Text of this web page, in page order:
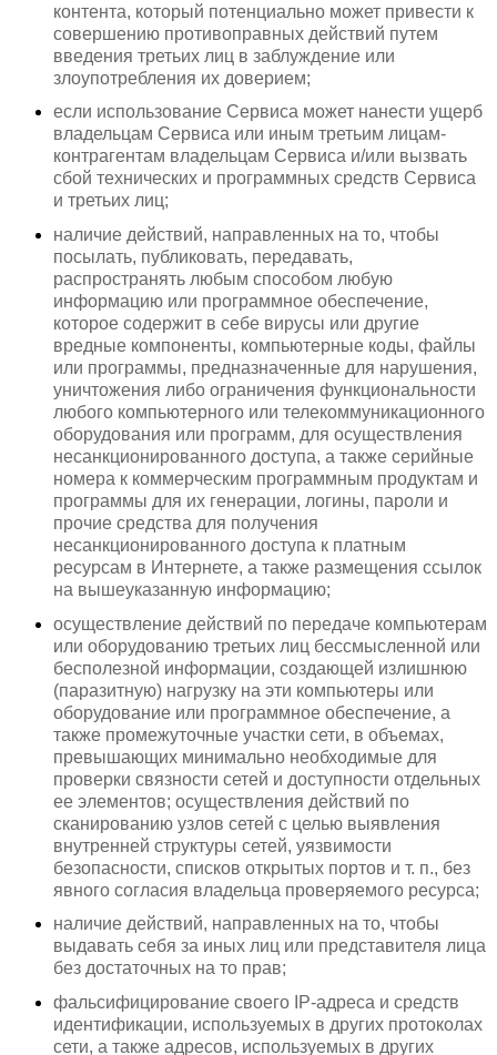
контента, который потенциально может привести к
совершению противоправных действий путем
введения третьих лиц в заблуждение или
злоупотребления их доверием;
если использование Сервиса может нанести ущерб
владельцам Сервиса или иным третьим лицам-
контрагентам владельцам Сервиса и/или вызвать
сбой технических и программных средств Сервиса
и третьих лиц;
наличие действий, направленных на то, чтобы
посылать, публиковать, передавать,
распространять любым способом любую
информацию или программное обеспечение,
которое содержит в себе вирусы или другие
вредные компоненты, компьютерные коды, файлы
или программы, предназначенные для нарушения,
уничтожения либо ограничения функциональности
любого компьютерного или телекоммуникационного
оборудования или программ, для осуществления
несанкционированного доступа, а также серийные
номера к коммерческим программным продуктам и
программы для их генерации, логины, пароли и
прочие средства для получения
несанкционированного доступа к платным
ресурсам в Интернете, а также размещения ссылок
на вышеуказанную информацию;
осуществление действий по передаче компьютерам
или оборудованию третьих лиц бессмысленной или
бесполезной информации, создающей излишнюю
(паразитную) нагрузку на эти компьютеры или
оборудование или программное обеспечение, а
также промежуточные участки сети, в объемах,
превышающих минимально необходимые для
проверки связности сетей и доступности отдельных
ее элементов; осуществления действий по
сканированию узлов сетей с целью выявления
внутренней структуры сетей, уязвимости
безопасности, списков открытых портов и т. п., без
явного согласия владельца проверяемого ресурса;
наличие действий, направленных на то, чтобы
выдавать себя за иных лиц или представителя лица
без достаточных на то прав;
фальсифицирование своего IP-адреса и средств
идентификации, используемых в других протоколах
сети, а также адресов, используемых в других